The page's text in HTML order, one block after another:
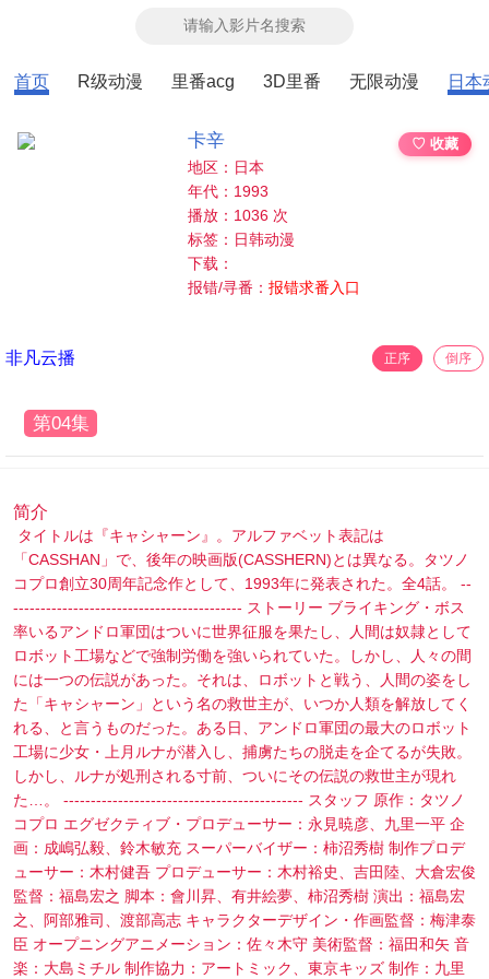
首页 R级动漫 里番acg 3D里番 无限动漫 日本
卡辛
♡ 收藏
地区：日本
年代：1993
播放：1036 次
标签：日韩动漫
下载：
报错/寻番：报错求番入口
非凡云播 正序 倒序
第04集
简介
タイトルは『キャシャーン』。アルファベット表記は
「CASSHAN」で、後年の映画版(CASSHERN)とは異なる。タツノ
コプロ創立30周年記念作として、1993年に発表された。全4話。 --
------------------------------------------ ストーリー ブライキング・ボス
率いるアンドロ軍団はついに世界征服を果たし、人間は奴隷として
ロボット工場などで強制労働を強いられていた。しかし、人々の間
には一つの伝説があった。それは、ロボットと戦う、人間の姿をし
た「キャシャーン」という名の救世主が、いつか人類を解放してく
れる、と言うものだった。ある日、アンドロ軍団の最大のロボット
工場に少女・上月ルナが潜入し、捕虜たちの脱走を企てるが失敗。
しかし、ルナが処刑される寸前、ついにその伝説の救世主が現れ
た…。 -------------------------------------------- スタッフ 原作：タツノ
コプロ エグゼクティブ・プロデューサー：永見暁彦、九里一平 企
画：成嶋弘毅、鈴木敏充 スーパーバイザー：柿沼秀樹 制作プロデ
ューサー：木村健吾 プロデューサー：木村裕史、吉田陸、大倉宏俊
監督：福島宏之 脚本：會川昇、有井絵夢、柿沼秀樹 演出：福島宏
之、阿部雅司、渡部高志 キャラクターデザイン・作画監督：梅津泰
臣 オープニングアニメーション：佐々木守 美術監督：福田和矢 音
楽：大島ミチル 制作協力：アートミック、東京キッズ 制作：九里